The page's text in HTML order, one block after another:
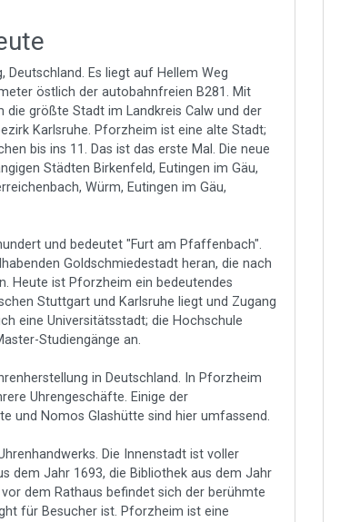
Es liegt auf Hellem Weg
östlich der autobahnfreien B281. Mit
größte Stadt im Landkreis Calw und der
Karlsruhe. Pforzheim ist eine alte Stadt;
bis ins 11. Das ist das erste Mal. Die neue
Städten Birkenfeld, Eutingen im Gäu,
Würm, Eutingen im Gäu,
und bedeutet "Furt am Pfaffenbach".
Goldschmiedestadt heran, die nach
Heute ist Pforzheim ein bedeutendes
Stuttgart und Karlsruhe liegt und Zugang
eine Universitätsstadt; die Hochschule
Studiengänge an.
in Deutschland. In Pforzheim
Uhrengeschäfte. Einige der
und Nomos Glashütte sind hier umfassend.
Die Innenstadt ist voller
dem Jahr 1693, die Bibliothek aus dem Jahr
dem Rathaus befindet sich der berühmte
für Besucher ist. Pforzheim ist eine